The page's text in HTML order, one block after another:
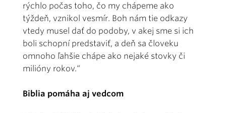
rýchlo počas toho, čo my chápeme ako
týždeň, vznikol vesmír. Boh nám tie odkazy
vtedy musel dať do podoby, v akej sme si ich
boli schopní predstaviť, a deň sa človeku
omnoho ľahšie chápe ako nejaké stovky či
milióny rokov.“
Biblia pomáha aj vedcom